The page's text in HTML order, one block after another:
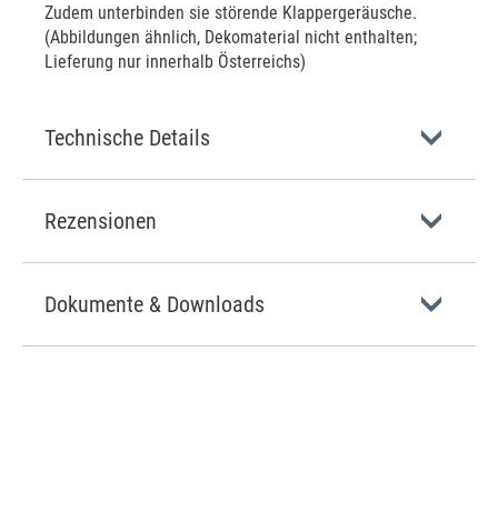
Zudem unterbinden sie störende Klappergeräusche.
(Abbildungen ähnlich, Dekomaterial nicht enthalten;
Lieferung nur innerhalb Österreichs)
Technische Details
Rezensionen
Dokumente & Downloads